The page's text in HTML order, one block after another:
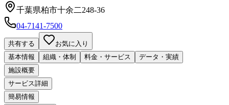
千葉県柏市十余二248-36
04-7141-7500
共有する
お気に入り
基本情報
組織・体制 料金・サービス
データ・実績
施設概要
サービス詳細
簡易情報